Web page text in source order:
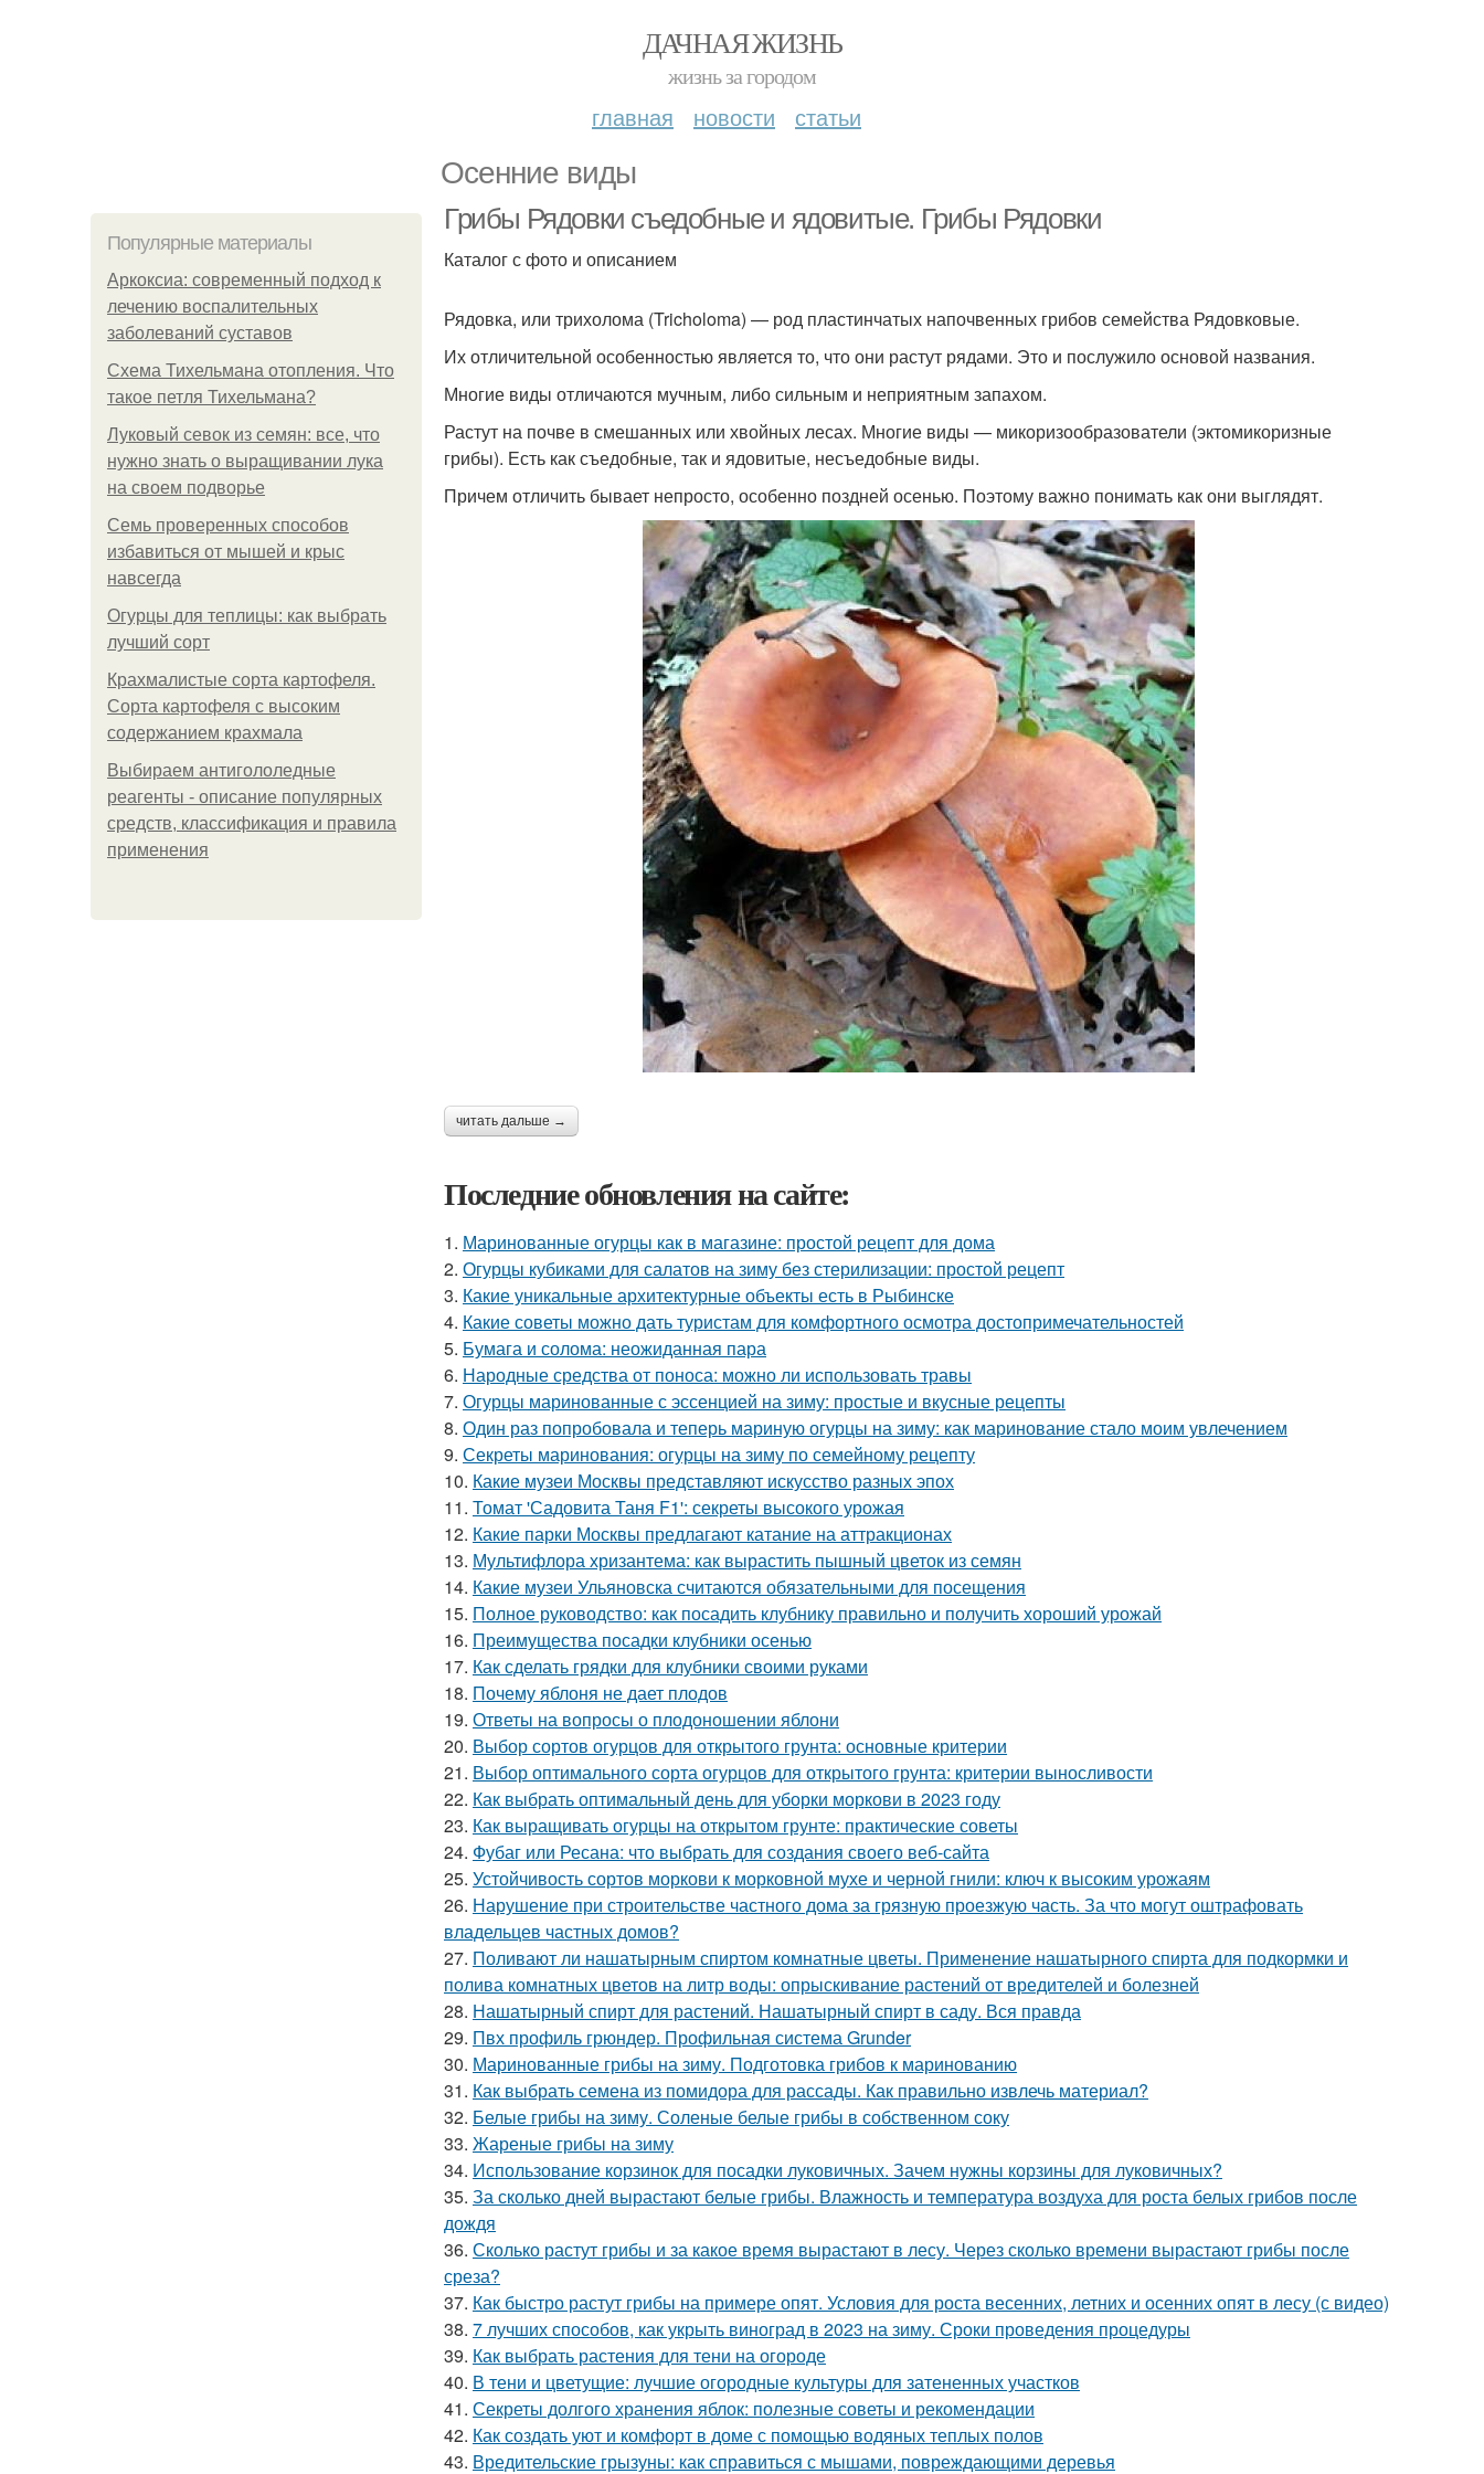
ДАЧНАЯ ЖИЗНЬ
жизнь за городом
главная новости статьи
Осенние виды
Популярные материалы
Аркоксиа: современный подход к
лечению воспалительных
заболеваний суставов
Схема Тихельмана отопления. Что
такое петля Тихельмана?
Луковый севок из семян: все, что
нужно знать о выращивании лука
на своем подворье
Семь проверенных способов
избавиться от мышей и крыс
навсегда
Огурцы для теплицы: как выбрать
лучший сорт
Крахмалистые сорта картофеля.
Сорта картофеля с высоким
содержанием крахмала
Выбираем антигололедные
реагенты - описание популярных
средств, классификация и правила
применения
Грибы Рядовки съедобные и ядовитые. Грибы Рядовки
Каталог с фото и описанием
Рядовка, или трихолома (Tricholoma) — род пластинчатых напочвенных грибов семейства Рядовковые.
Их отличительной особенностью является то, что они растут рядами. Это и послужило основой названия.
Многие виды отличаются мучным, либо сильным и неприятным запахом.
Растут на почве в смешанных или хвойных лесах. Многие виды — микоризообразователи (эктомикоризные
грибы). Есть как съедобные, так и ядовитые, несъедобные виды.
Причем отличить бывает непросто, особенно поздней осенью. Поэтому важно понимать как они выглядят.
читать дальше →
Последние обновления на сайте:
1. Маринованные огурцы как в магазине: простой рецепт для дома
2. Огурцы кубиками для салатов на зиму без стерилизации: простой рецепт
3. Какие уникальные архитектурные объекты есть в Рыбинске
4. Какие советы можно дать туристам для комфортного осмотра достопримечательностей
5. Бумага и солома: неожиданная пара
6. Народные средства от поноса: можно ли использовать травы
7. Огурцы маринованные с эссенцией на зиму: простые и вкусные рецепты
8. Один раз попробовала и теперь мариную огурцы на зиму: как маринование стало моим увлечением
9. Секреты маринования: огурцы на зиму по семейному рецепту
10. Какие музеи Москвы представляют искусство разных эпох
11. Томат 'Садовита Таня F1': секреты высокого урожая
12. Какие парки Москвы предлагают катание на аттракционах
13. Мультифлора хризантема: как вырастить пышный цветок из семян
14. Какие музеи Ульяновска считаются обязательными для посещения
15. Полное руководство: как посадить клубнику правильно и получить хороший урожай
16. Преимущества посадки клубники осенью
17. Как сделать грядки для клубники своими руками
18. Почему яблоня не дает плодов
19. Ответы на вопросы о плодоношении яблони
20. Выбор сортов огурцов для открытого грунта: основные критерии
21. Выбор оптимального сорта огурцов для открытого грунта: критерии выносливости
22. Как выбрать оптимальный день для уборки моркови в 2023 году
23. Как выращивать огурцы на открытом грунте: практические советы
24. Фубаг или Ресана: что выбрать для создания своего веб-сайта
25. Устойчивость сортов моркови к морковной мухе и черной гнили: ключ к высоким урожаям
26. Нарушение при строительстве частного дома за грязную проезжую часть. За что могут оштрафовать
владельцев частных домов?
27. Поливают ли нашатырным спиртом комнатные цветы. Применение нашатырного спирта для подкормки и
полива комнатных цветов на литр воды: опрыскивание растений от вредителей и болезней
28. Нашатырный спирт для растений. Нашатырный спирт в саду. Вся правда
29. Пвх профиль грюндер. Профильная система Grunder
30. Маринованные грибы на зиму. Подготовка грибов к маринованию
31. Как выбрать семена из помидора для рассады. Как правильно извлечь материал?
32. Белые грибы на зиму. Соленые белые грибы в собственном соку
33. Жареные грибы на зиму
34. Использование корзинок для посадки луковичных. Зачем нужны корзины для луковичных?
35. За сколько дней вырастают белые грибы. Влажность и температура воздуха для роста белых грибов после
дождя
36. Сколько растут грибы и за какое время вырастают в лесу. Через сколько времени вырастают грибы после
среза?
37. Как быстро растут грибы на примере опят. Условия для роста весенних, летних и осенних опят в лесу (с видео)
38. 7 лучших способов, как укрыть виноград в 2023 на зиму. Сроки проведения процедуры
39. Как выбрать растения для тени на огороде
40. В тени и цветущие: лучшие огородные культуры для затененных участков
41. Секреты долгого хранения яблок: полезные советы и рекомендации
42. Как создать уют и комфорт в доме с помощью водяных теплых полов
43. Вредительские грызуны: как справиться с мышами, повреждающими деревья